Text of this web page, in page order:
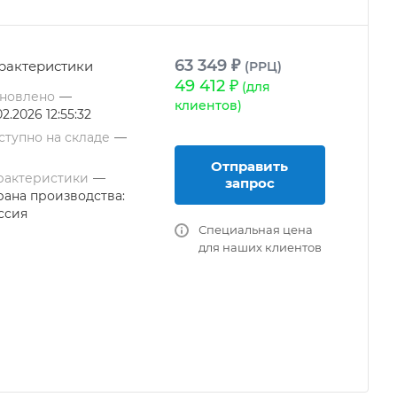
—
12:55:32
на складе —
—
производства:
63 349 ₽ (РРЦ)
49 412 ₽(для
клиентов)
Отправить
запрос
Специальная цена
для наших клиентов